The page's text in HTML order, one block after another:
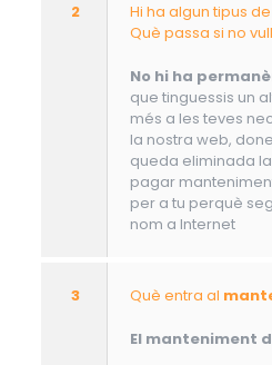
2 Hi ha algun tipus de
Què passa si no
No hi ha
que tinguessis un
més a les teves
la nostra web,
queda eliminada
pagar
per a tu perquè
nom a Internet
3 Què entra al
El manteniment